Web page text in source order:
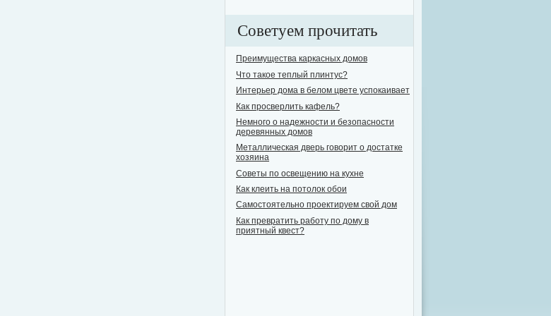
Советуем прочитать
Преимущества каркасных домов
Что такое теплый плинтус?
Интерьер дома в белом цвете успокаивает
Как просверлить кафель?
Немного о надежности и безопасности
деревянных домов
Металлическая дверь говорит о достатке
хозяина
Советы по освещению на кухне
Как клеить на потолок обои
Самостоятельно проектируем свой дом
Как превратить работу по дому в
приятный квест?